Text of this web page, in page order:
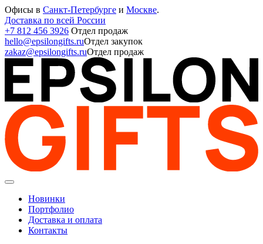
Офисы в Санкт-Петербурге и Москве.
Доставка по всей России
+7 812 456 3926 Отдел продаж
hello@epsilongifts.ruОтдел закупок
zakaz@epsilongifts.ruОтдел продаж
Новинки
Портфолио
Доставка и оплата
Контакты